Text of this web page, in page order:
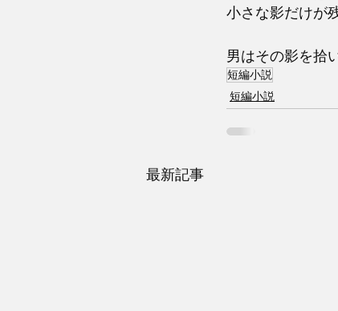
小さな影だけが
男はその影を拾
短編小説
短編小説
最新記事